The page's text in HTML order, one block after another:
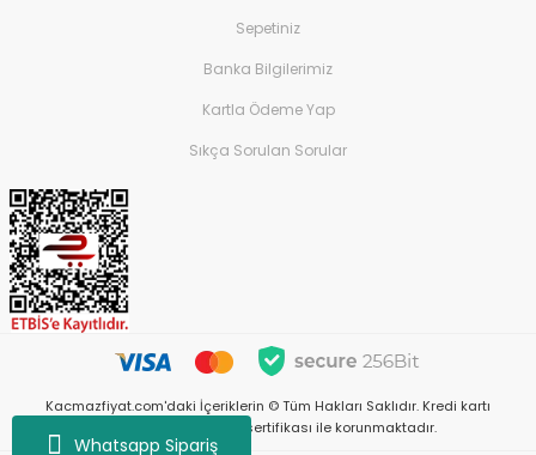
Whatsapp Sipariş
Sepetiniz
Banka Bilgilerimiz
Kartla Ödeme Yap
Sıkça Sorulan Sorular
Kacmazfiyat.com'daki İçeriklerin © Tüm Hakları Saklıdır. Kredi kartı
bilgileriniz 256bit SSL sertifikası ile korunmaktadır.